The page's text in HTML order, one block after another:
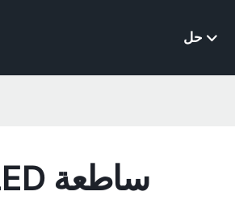
حل
أضواء حديقة LED ساطعة